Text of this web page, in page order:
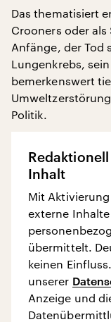
Das thematisiert
Crooners oder als
Anfänge, der Tod
Lungenkrebs,
bemerkenswert
Politik.
Inhalt
Mit
externe
übermittelt.
keinen
unserer
Anzeige und